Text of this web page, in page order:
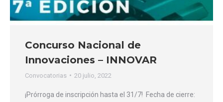
Concurso Nacional de
Innovaciones – INNOVAR
Convocatorias 20 julio, 2022
¡Prórroga de inscripción hasta el 31/7! Fecha de cierre: